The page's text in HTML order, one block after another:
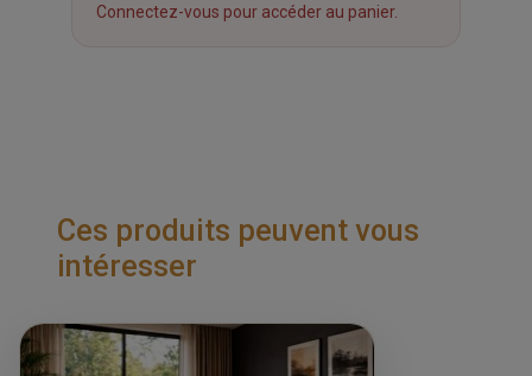
Connectez-vous pour accéder au panier.
Ces produits peuvent vous
intéresser